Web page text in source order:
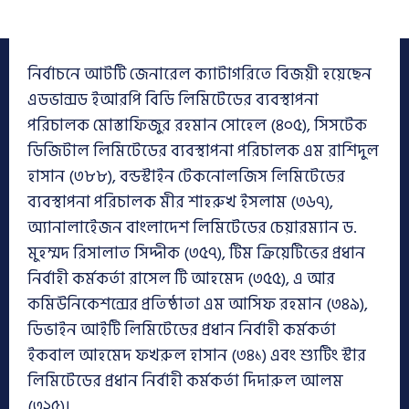
নির্বাচনে আটটি জেনারেল ক্যাটাগরিতে বিজয়ী হয়েছেন
এডভান্সড ইআরপি বিডি লিমিটেডের ব্যবস্থাপনা
পরিচালক মোস্তাফিজুর রহমান সোহেল (৪০৫), সিসটেক
ডিজিটাল লিমিটেডের ব্যবস্থাপনা পরিচালক এম রাশিদুল
হাসান (৩৮৮), বন্ডস্টাইন টেকনোলজিস লিমিটেডের
ব্যবস্থাপনা পরিচালক মীর শাহরুখ ইসলাম (৩৬৭),
অ্যানালাইেজন বাংলাদেশ লিমিটেডের চেয়ারম্যান ড.
মুহম্মদ রিসালাত সিদ্দীক (৩৫৭), টিম ক্রিয়েটিভের প্রধান
নির্বাহী কর্মকর্তা রাসেল টি আহমেদ (৩৫৫), এ আর
কমিউনিকেশন্সের প্রতিষ্ঠাতা এম আসিফ রহমান (৩৪৯),
ডিভাইন আইটি লিমিটেডের প্রধান নির্বাহী কর্মকর্তা
ইকবাল আহমেদ ফখরুল হাসান (৩৪১) এবং শ্যুটিং স্টার
লিমিটেডের প্রধান নির্বাহী কর্মকর্তা দিদারুল আলম